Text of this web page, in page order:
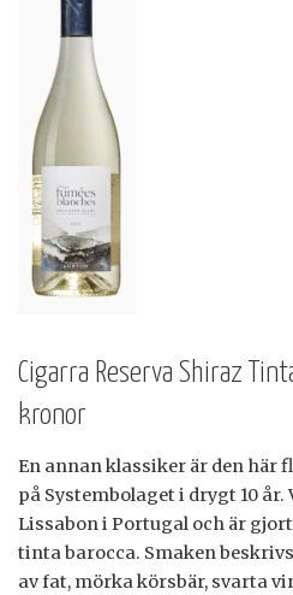
Cigarra Reserva Shiraz
kronor
En annan klassiker är den här
på Systembolaget i drygt 10
Lissabon i Portugal och är
tinta barocca. Smaken
av fat, mörka körsbär, svarta